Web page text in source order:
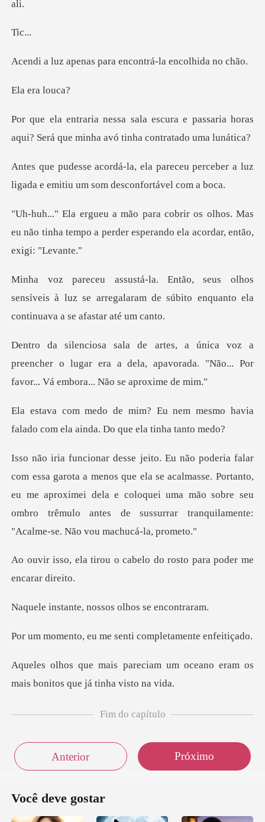
c.
s para encontrá-la
era
a e passaria horas
aqui? Será que min
receu perceber a luz
ligada e emiti
olhos. Mas
eu não tinha tempo a perder esp
s
sensíveis à luz se arregalaram de súbito enq
preencher o lugar era a dela, apavorada. "Não...
em mesmo havia
falado com ela ai
e ela se acalmasse. Portanto,
eu me aproximei dela e coloquei uma mão sobre seu
ombr
o cabelo do rosto para
e, nossos olhos
me senti completa
m um oceano eram os
mais bonit
Fim do capítulo
Anterior Próximo
Você deve gostar